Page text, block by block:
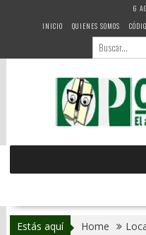
6
INICIO
QUIENES SOMOS
Estás aquí Home